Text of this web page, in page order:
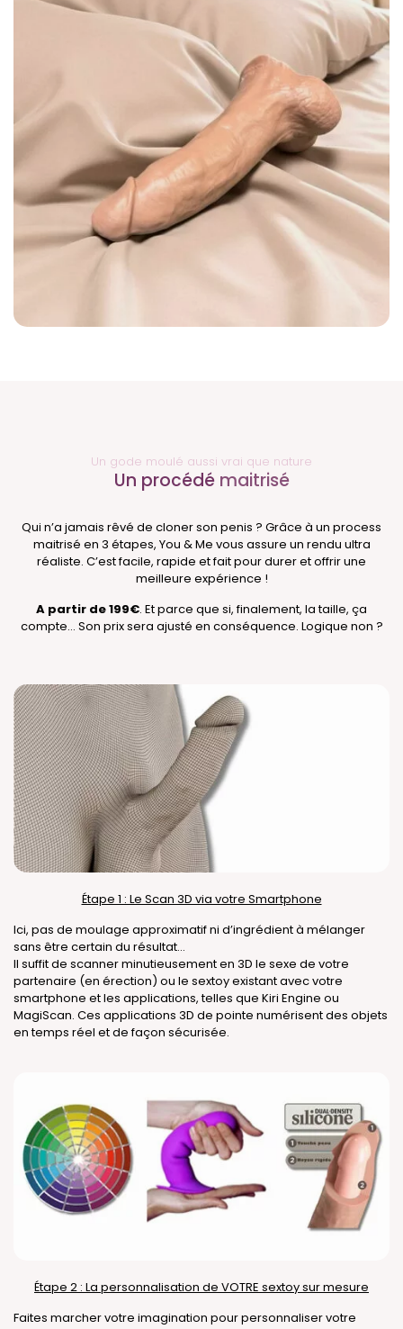
Un gode moulé aussi vrai que nature
Un procédé maitrisé
Qui n’a jamais rêvé de cloner son penis ? Grâce à un process
maitrisé en 3 étapes, You & Me vous assure un rendu ultra
réaliste. C’est facile, rapide et fait pour durer et offrir une
meilleure expérience !
A partir de 199€. Et parce que si, finalement, la taille, ça
compte... Son prix sera ajusté en conséquence. Logique non ?
Étape 1 : Le Scan 3D via votre Smartphone
Ici, pas de moulage approximatif ni d’ingrédient à mélanger
sans être certain du résultat…
Il suffit de scanner minutieusement en 3D le sexe de votre
partenaire (en érection) ou le sextoy existant avec votre
smartphone et les applications, telles que Kiri Engine ou
MagiScan. Ces applications 3D de pointe numérisent des objets
en temps réel et de façon sécurisée.
Étape 2 : La personnalisation de VOTRE sextoy sur mesure
Faites marcher votre imagination pour personnaliser votre